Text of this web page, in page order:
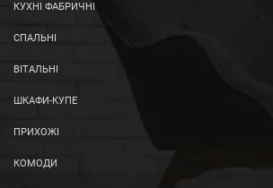
КУХНІ ФАБРИЧНІ
СПАЛЬНІ
ВІТАЛЬНІ
ШКАФИ-КУПЕ
ПРИХОЖІ
КОМОДИ